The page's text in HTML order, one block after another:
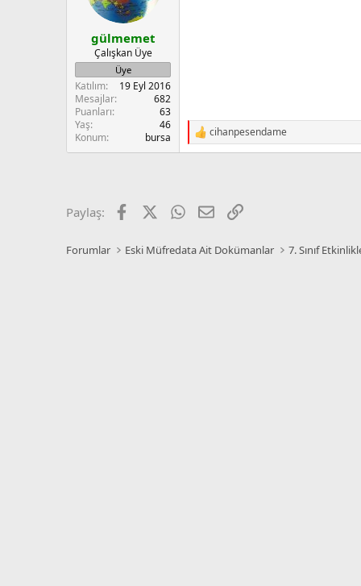
gülmemet
Çalışkan Üye
Üye
Katılım
19 Eyl 2016
Mesajlar
682
Puanları
63
Yaş
46
Konum
bursa
R
e
o
:
cihanpesendame
Paylaş: Facebook WhatsApp
E-postaLink
Forumlar Eski Müfredata Ait Dokümanlar 7. Sınıf